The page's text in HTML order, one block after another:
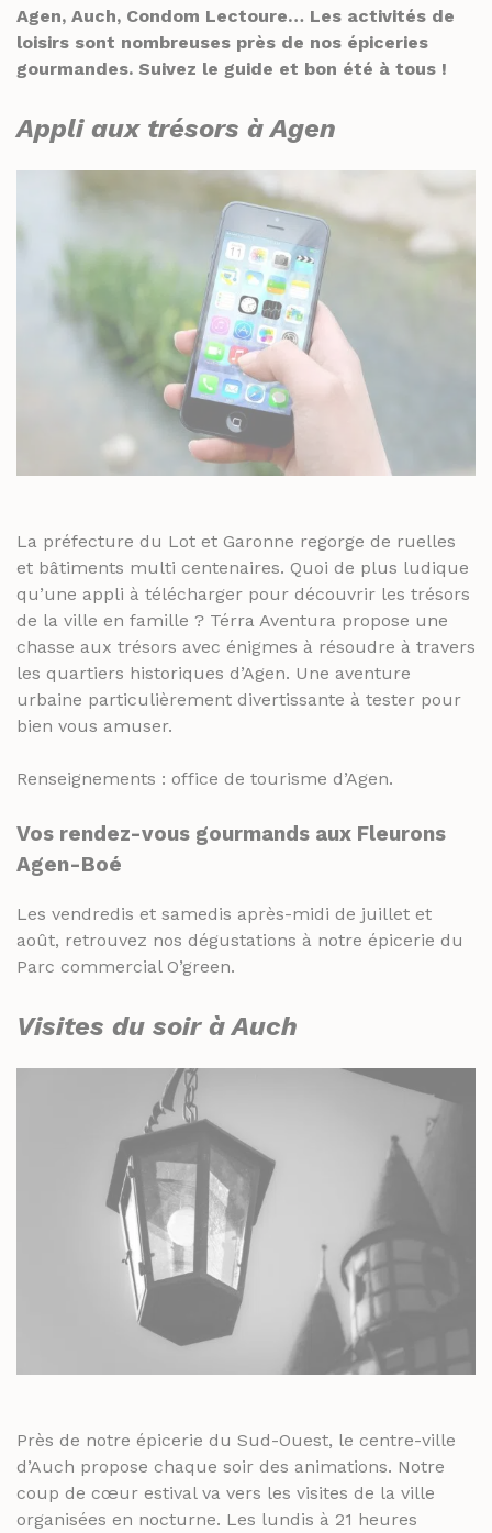
JUS ET SIROPS
MIELS
THÉS ET INFUSIONS
ENTRE 20€ ET 50€
FROMAGERIE
À commander et retirer en boutique
LA CAVE
APÉRITIFS
ARMAGNACS
CHAMPAGNES
RHUMS ET GINS
WHISKY
LES VINS
VINS ROSÉS
VINS ROUGES
LES BIÈRES ET CIDRES
PANIERS GOURMANDS
ENTRE 20€ ET 50€
PLUS DE 50€
À commander et retirer en boutique
LA CAVE
SPIRITUEUX & CHAMPAGNES
ARMAGNACS
CHAMPAGNES
WHISKY
VINS BLANCS MOELLEUX
VINS BLANCS SECS
Agen, Auch, Condom Lectoure… Les activités de
loisirs sont nombreuses près de nos épiceries
gourmandes. Suivez le guide et bon été à tous !
Appli aux trésors à Agen
La préfecture du Lot et Garonne regorge de ruelles
et bâtiments multi centenaires. Quoi de plus ludique
qu’une appli à télécharger pour découvrir les trésors
de la ville en famille ? Térra Aventura propose une
chasse aux trésors avec énigmes à résoudre à travers
les quartiers historiques d’Agen. Une aventure
urbaine particulièrement divertissante à tester pour
bien vous amuser.
Renseignements : office de tourisme d’Agen.
Vos rendez-vous gourmands aux Fleurons
Agen-Boé
Les vendredis et samedis après-midi de juillet et
août, retrouvez nos dégustations à notre épicerie du
Parc commercial O’green.
Visites du soir à Auch
Près de notre épicerie du Sud-Ouest, le centre-ville
d’Auch propose chaque soir des animations. Notre
coup de cœur estival va vers les visites de la ville
organisées en nocturne. Les lundis à 21 heures